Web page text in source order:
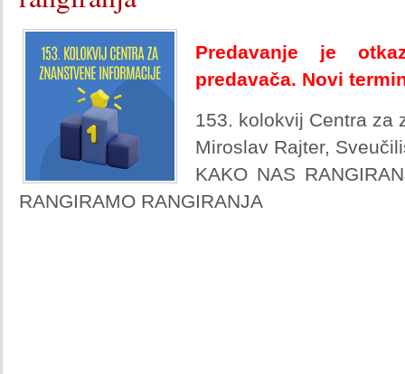
Predavanje je
predavača. Novi
153. kolokvij Centra za
Miroslav Rajter,
KAKO NAS
RANGIRAMO RANGIRANJA